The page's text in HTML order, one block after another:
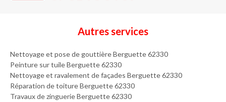
Autres services
Nettoyage et pose de gouttière Berguette 62330
Peinture sur tuile Berguette 62330
Nettoyage et ravalement de façades Berguette 62330
Réparation de toiture Berguette 62330
Travaux de zinguerie Berguette 62330